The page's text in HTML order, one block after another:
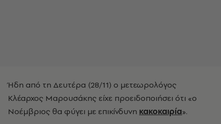
Ήδη από τη Δευτέρα (28/11) ο μετεωρολόγος
Κλέαρχος Μαρουσάκης είχε προειδοποιήσει ότι «ο
Νοέμβριος θα φύγει με επικίνδυνη κακοκαιρία».